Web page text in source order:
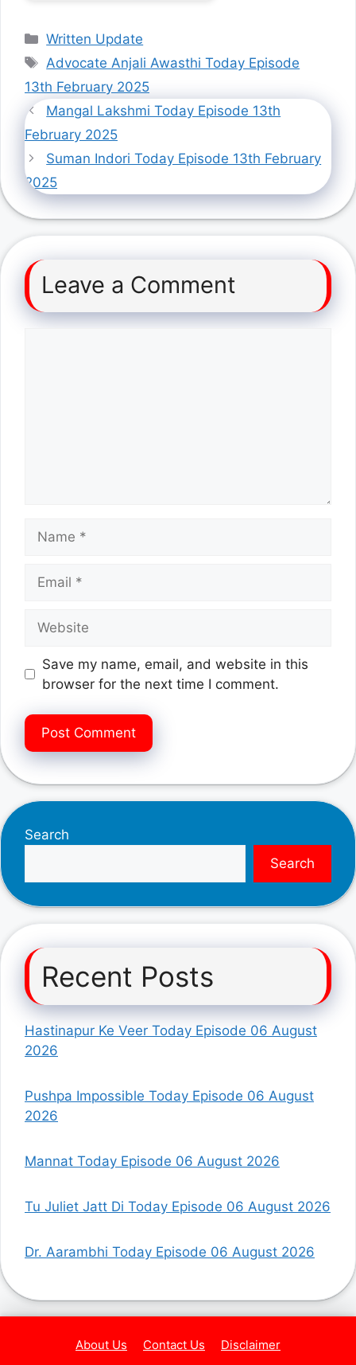
Categories
Written Update
Tags
Advocate Anjali Awasthi Today Episode
13th February 2025
Mangal Lakshmi Today Episode 13th
February 2025
Suman Indori Today Episode 13th February
2025
Leave a Comment
Save my name, email, and website in this
browser for the next time I comment.
Search
Search
Recent Posts
Hastinapur Ke Veer Today Episode 06 August
2026
Pushpa Impossible Today Episode 06 August
2026
Mannat Today Episode 06 August 2026
Tu Juliet Jatt Di Today Episode 06 August 2026
Dr. Aarambhi Today Episode 06 August 2026
About Us Contact Us
Disclaimer